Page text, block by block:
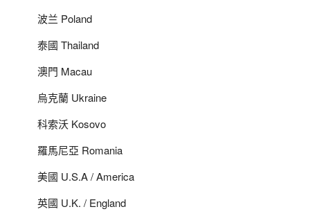
波兰 Poland
泰國 Thailand
澳門 Macau
烏克蘭 Ukraine
科索沃 Kosovo
羅馬尼亞 Romania
美國 U.S.A / America
英國 U.K. / England